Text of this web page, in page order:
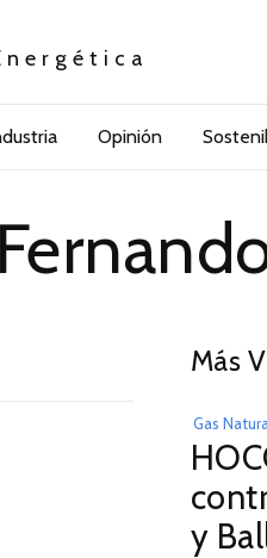
Opinión
Más
Gas
y